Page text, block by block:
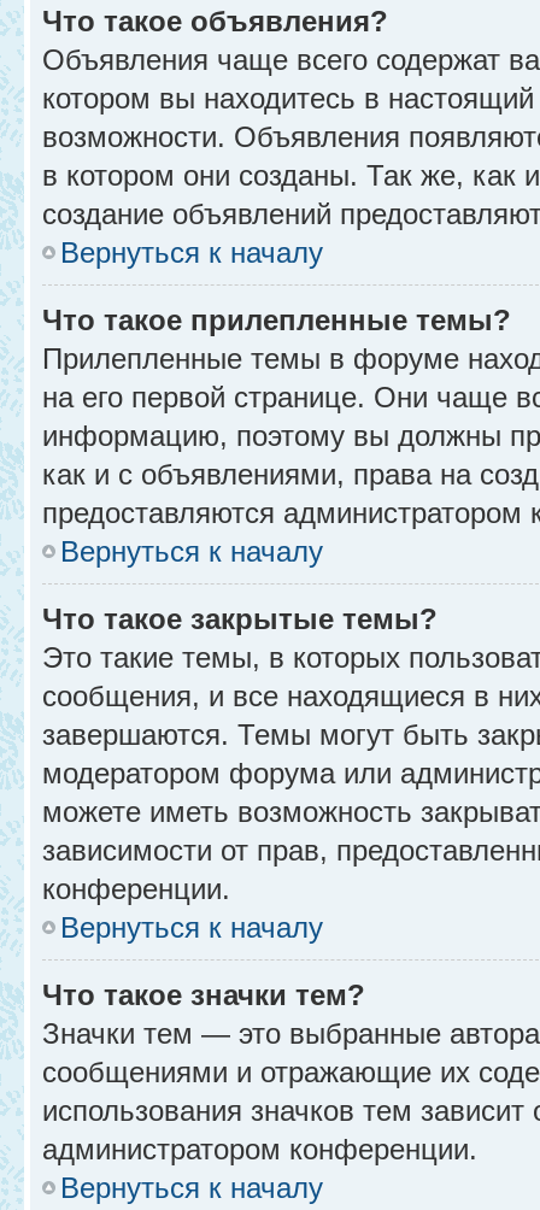
Что такое объявления?
Объявления чаще всего содержат
котором вы находитесь в
возможности. Объявления
в котором они созданы. Так же,
создание объявлений
Вернуться к началу
Что такое прилепленные темы?
Прилепленные темы в форуме
на его первой странице. Они чаще
информацию, поэтому вы должны
как и с объявлениями, права на
предоставляются администратором
Вернуться к началу
Что такое закрытые темы?
Это такие темы, в которых
сообщения, и все находящиеся в
завершаются. Темы могут быть
модератором форума или
можете иметь возможность
зависимости от прав,
конференции.
Вернуться к началу
Что такое значки тем?
Значки тем — это выбранные
сообщениями и отражающие их
использования значков тем
администратором конференции.
Вернуться к началу